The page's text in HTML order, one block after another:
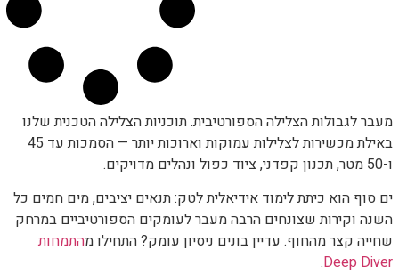
מעבר לגבולות הצלילה הספורטיבית. תוכניות הצלילה הטכנית שלנו
באילת מכשירות לצלילות עמוקות וארוכות יותר — הסמכות עד 45
ו-50 מטר, תכנון קפדני, ציוד כפול ונהלים מדויקים.
ים סוף הוא כיתת לימוד אידיאלית לטק: תנאים יציבים, מים חמים כל
השנה וקירות שצונחים הרבה מעבר לעומקים הספורטיביים במרחק
שחייה קצר מהחוף. עדיין בונים ניסיון עומק? התחילו מהתמחות
Deep Diver
.